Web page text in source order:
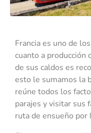
Francia es uno de
cuanto a producción
de sus caldos es
esto le sumamos la
reúne todos los
parajes y visitar sus
ruta de ensueño por